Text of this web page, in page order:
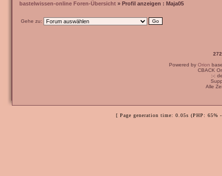
bastelwissen-online Foren-Übersicht » Profil anzeigen : Maja05
Gehe zu:
Powered by Orion
CBACK
:-:
Alle
[ Page generation time: 0.05s (PHP: